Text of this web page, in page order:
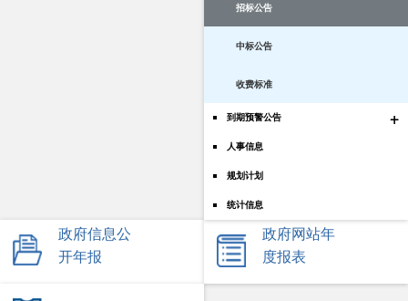
招标公告
中标公告
收费标准
到期预警公告 +
人事信息
规划计划
统计信息
政府信息公
开年报
政府网站年
度报表